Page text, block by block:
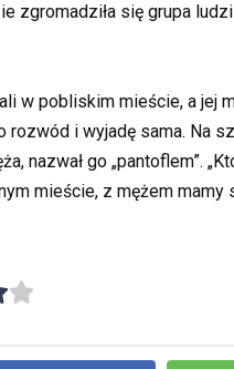
zgromadziła się grupa
w pobliskim mieście, a jej
i wyjadę sama. Na
nazwał go „pantoflem”.
mieście, z mężem mamy